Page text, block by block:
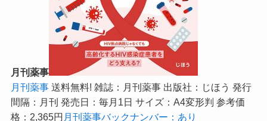
月刊薬事
月刊薬事送料無料! 雑誌：月刊薬事 出版社：じほう 発行
間隔：月刊 発売日：毎月1日 サイズ：A4変形判 参考価
格：2,365円 月刊薬事バックナンバー：あり